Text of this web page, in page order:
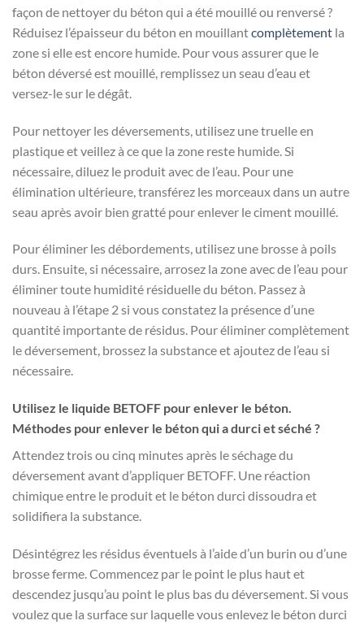
façon de nettoyer du béton qui a été mouillé ou renversé ?
Réduisez l’épaisseur du béton en mouillantcomplètement la
zone si elle est encore humide. Pour vous assurer que le
béton déversé est mouillé, remplissez un seau d’eau et
versez-le sur le dégât.
Pour nettoyer les déversements, utilisez une truelle en
plastique et veillez à ce que la zone reste humide. Si
nécessaire, diluez le produit avec de l’eau. Pour une
élimination ultérieure, transférez les morceaux dans un autre
seau après avoir bien gratté pour enlever le ciment mouillé.
Pour éliminer les débordements, utilisez une brosse à poils
durs. Ensuite, si nécessaire, arrosez la zone avec de l’eau pour
éliminer toute humidité résiduelle du béton. Passez à
nouveau à l’étape 2 si vous constatez la présence d’une
quantité importante de résidus. Pour éliminer complètement
le déversement, brossez la substance et ajoutez de l’eau si
nécessaire.
Utilisez le liquide BETOFF pour enlever le béton.
Méthodes pour enlever le béton qui a durci et séché ?
Attendez trois ou cinq minutes après le séchage du
déversement avant d’appliquer BETOFF. Une réaction
chimique entre le produit et le béton durci dissoudra et
solidifiera la substance.
Désintégrez les résidus éventuels à l’aide d’un burin ou d’une
brosse ferme. Commencez par le point le plus haut et
descendez jusqu’au point le plus bas du déversement. Si vous
voulez que la surface sur laquelle vous enlevez le béton durci